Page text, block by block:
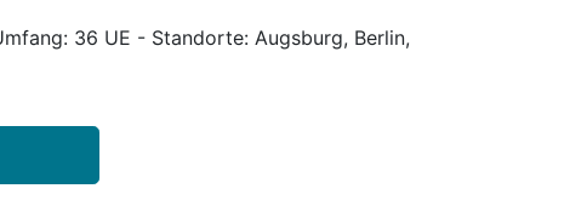
36 UE - Standorte: Augsburg, Berlin,